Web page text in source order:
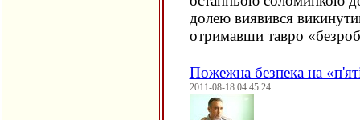
долею виявився
отримавши тавро
Пожежна безпека на
2011-08-18 04:45:24